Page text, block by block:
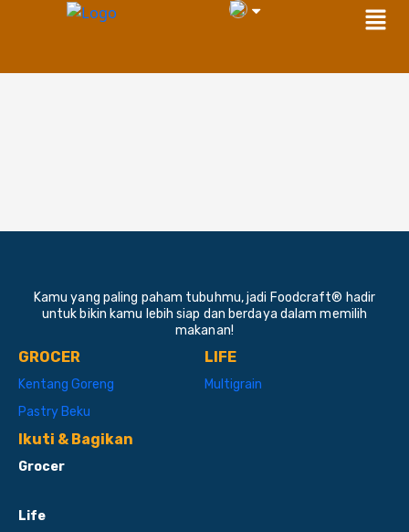
Kamu yang paling paham tubuhmu, jadi Foodcraft® hadir
untuk bikin kamu lebih siap dan berdaya dalam memilih
makanan!
GROCER
Kentang Goreng
Pastry Beku
LIFE
Multigrain
Ikuti & Bagikan
Grocer
Life